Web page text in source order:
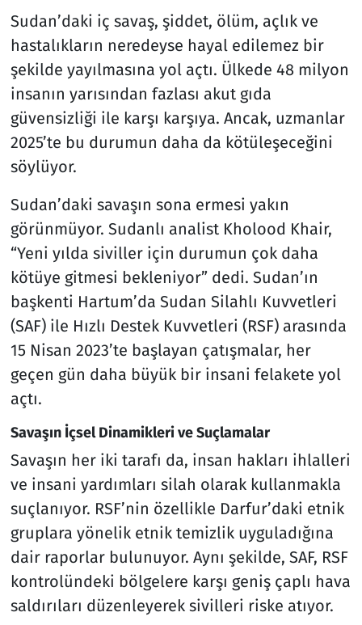
Sudan’daki iç savaş, şiddet, ölüm, açlık ve
hastalıkların neredeyse hayal edilemez bir
şekilde yayılmasına yol açtı. Ülkede 48 milyon
insanın yarısından fazlası akut gıda
güvensizliği ile karşı karşıya. Ancak, uzmanlar
2025’te bu durumun daha da kötüleşeceğini
söylüyor.
Sudan’daki savaşın sona ermesi yakın
görünmüyor. Sudanlı analist Kholood Khair,
“Yeni yılda siviller için durumun çok daha
kötüye gitmesi bekleniyor” dedi. Sudan’ın
başkenti Hartum’da Sudan Silahlı Kuvvetleri
(SAF) ile Hızlı Destek Kuvvetleri (RSF) arasında
15 Nisan 2023’te başlayan çatışmalar, her
geçen gün daha büyük bir insani felakete yol
açtı.
Savaşın İçsel Dinamikleri ve Suçlamalar
Savaşın her iki tarafı da, insan hakları ihlalleri
ve insani yardımları silah olarak kullanmakla
suçlanıyor. RSF’nin özellikle Darfur’daki etnik
gruplara yönelik etnik temizlik uyguladığına
dair raporlar bulunuyor. Aynı şekilde, SAF, RSF
kontrolündeki bölgelere karşı geniş çaplı hava
saldırıları düzenleyerek sivilleri riske atıyor.